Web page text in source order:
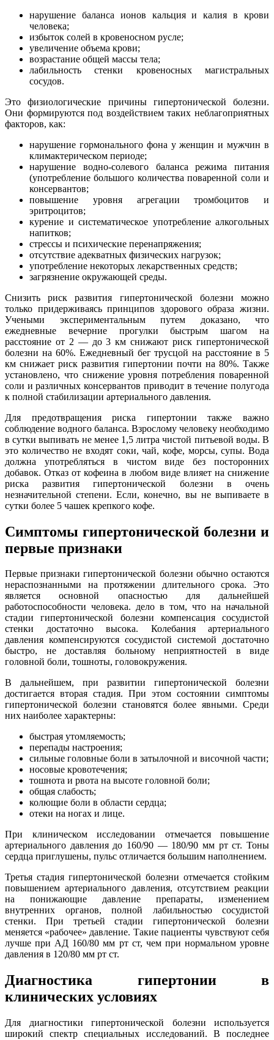
нарушение баланса ионов кальция и калия в крови
человека;
избыток солей в кровеносном русле;
увеличение объема крови;
возрастание общей массы тела;
лабильность стенки кровеносных магистральных
сосудов.
Это физиологические причины гипертонической болезни.
Они формируются под воздействием таких неблагоприятных
факторов, как:
нарушение гормонального фона у женщин и мужчин в
климактерическом периоде;
нарушение водно-солевого баланса режима питания
(употребление большого количества поваренной соли и
консервантов;
повышение уровня агрегации тромбоцитов и
эритроцитов;
курение и систематическое употребление алкогольных
напитков;
стрессы и психические перенапряжения;
отсутствие адекватных физических нагрузок;
употребление некоторых лекарственных средств;
загрязнение окружающей среды.
Снизить риск развития гипертонической болезни можно
только придерживаясь принципов здорового образа жизни.
Учеными экспериментальным путем доказано, что
ежедневные вечерние прогулки быстрым шагом на
расстояние от 2 — до 3 км снижают риск гипертонической
болезни на 60%. Ежедневный бег трусцой на расстояние в 5
км снижает риск развития гипертонии почти на 80%. Также
установлено, что снижение уровня потребления поваренной
соли и различных консервантов приводит в течение полугода
к полной стабилизации артериального давления.
Для предотвращения риска гипертонии также важно
соблюдение водного баланса. Взрослому человеку необходимо
в сутки выпивать не менее 1,5 литра чистой питьевой воды. В
это количество не входят соки, чай, кофе, морсы, супы. Вода
должна употребляться в чистом виде без посторонних
добавок. Отказ от кофеина в любом виде влияет на снижение
риска развития гипертонической болезни в очень
незначительной степени. Если, конечно, вы не выпиваете в
сутки более 5 чашек крепкого кофе.
Симптомы гипертонической болезни и
первые признаки
Первые признаки гипертонической болезни обычно остаются
нераспознанными на протяжении длительного срока. Это
является основной опасностью для дальнейшей
работоспособности человека. дело в том, что на начальной
стадии гипертонической болезни компенсация сосудистой
стенки достаточно высока. Колебания артериального
давления компенсируются сосудистой системой достаточно
быстро, не доставляя больному неприятностей в виде
головной боли, тошноты, головокружения.
В дальнейшем, при развитии гипертонической болезни
достигается вторая стадия. При этом состоянии симптомы
гипертонической болезни становятся более явными. Среди
них наиболее характерны:
быстрая утомляемость;
перепады настроения;
сильные головные боли в затылочной и височной части;
носовые кровотечения;
тошнота и рвота на высоте головной боли;
общая слабость;
колющие боли в области сердца;
отеки на ногах и лице.
При клиническом исследовании отмечается повышение
артериального давления до 160/90 — 180/90 мм рт ст. Тоны
сердца приглушены, пульс отличается большим наполнением.
Третья стадия гипертонической болезни отмечается стойким
повышением артериального давления, отсутствием реакции
на понижающие давление препараты, изменением
внутренних органов, полной лабильностью сосудистой
стенки. При третьей стадии гипертонической болезни
меняется «рабочее» давление. Такие пациенты чувствуют себя
лучше при АД 160/80 мм рт ст, чем при нормальном уровне
давления в 120/80 мм рт ст.
Диагностика гипертонии в
клинических условиях
Для диагностики гипертонической болезни используется
широкий спектр специальных исследований. В последнее